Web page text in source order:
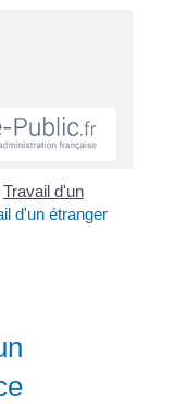
Travail d'un
d'un étranger